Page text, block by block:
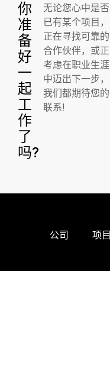
你
准
备
好
一
起
工
作
了
吗?
无论您心中是否
已有某个项目，
正在寻找可靠的
合作伙伴，或正
考虑在职业生涯
中迈出下一步，
我们都期待您的
联系!
公司 项目